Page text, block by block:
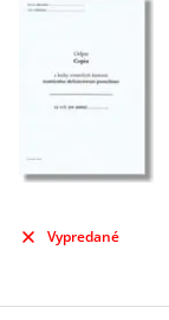
Vypredané